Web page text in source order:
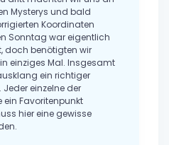
Mysterys und bald
Koordinaten
Sonntag war eigentlich
doch benötigten wir
einziges Mal. Insgesamt
ein richtiger
einzelne der
ein Favoritenpunkt
hier eine gewisse